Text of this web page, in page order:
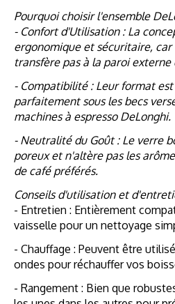
Pourquoi choisir l'ensemble
- Confort d'Utilisation : La
ergonomique et sécuritaire, car
transfère pas à la paroi externe
- Compatibilité : Leur format
parfaitement sous les becs
machines à espresso DeLonghi.
- Neutralité du Goût : Le verre
poreux et n'altère pas les
de café préférés.
Conseils d'utilisation et
- Entretien : Entièrement
vaisselle pour un nettoyage
- Chauffage : Peuvent être
ondes pour réchauffer vos
- Rangement : Bien que